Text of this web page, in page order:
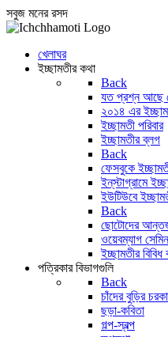
সবুজ মনের রসদ
খেলাঘর
ইচ্ছামতীর কথা
Back
যত প্রশ্ন আছে
২০১৪ এর
ইচ্ছামতী পরিবার
ইচ্ছামতীর ব্লগ
Back
ফেসবুকে
ইন্‌স্টাগ্রামে
ইউটিউবে
Back
ছোটোদের
ওয়েবম্যাগ
ইচ্ছামতীর বিবিধ
পত্রিকার বিভাগগুলি
Back
চাঁদের বুড়ির
ছড়া-কবিতা
গল্প-স্বল্প